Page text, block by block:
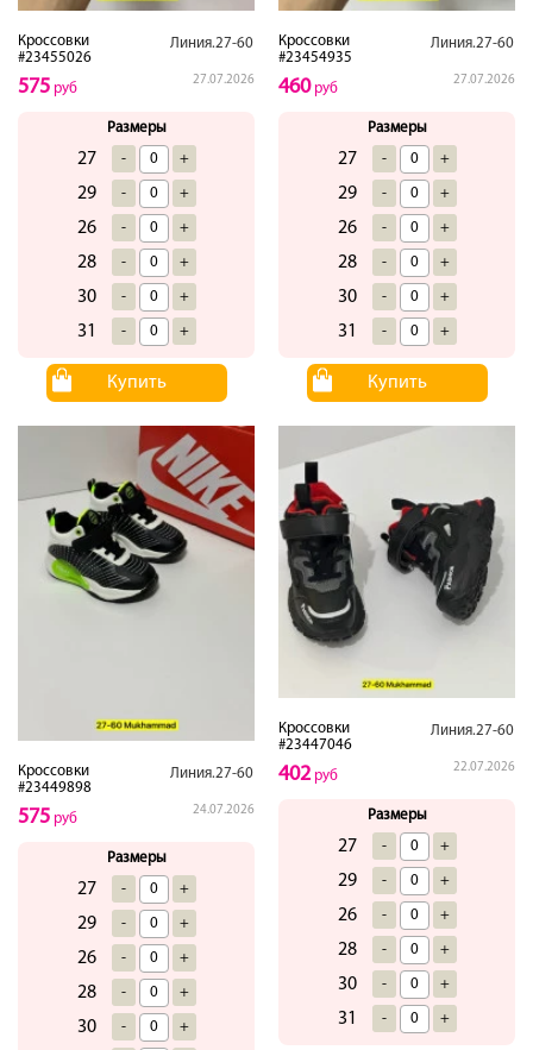
Кроссовки
#23455026
Линия.27-60
27.07.2026
575 руб
Размеры
27 - +
29 - +
26 - +
28 - +
30 - +
31 - +
Купить
Кроссовки
#23454935
Линия.27-60
27.07.2026
460руб
Размеры
27 - +
29 - +
26 - +
28 - +
30 - +
31 - +
Купить
Кроссовки
#23449898
Линия.27-60
24.07.2026
575 руб
Размеры
27 - +
29 - +
26 - +
28 - +
30 - +
Кроссовки
#23447046
Линия.27-60
22.07.2026
402руб
Размеры
27 - +
29 - +
26 - +
28 - +
30 - +
31 - +